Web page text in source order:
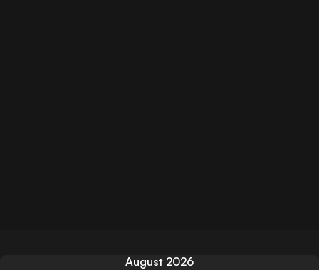
August 2026